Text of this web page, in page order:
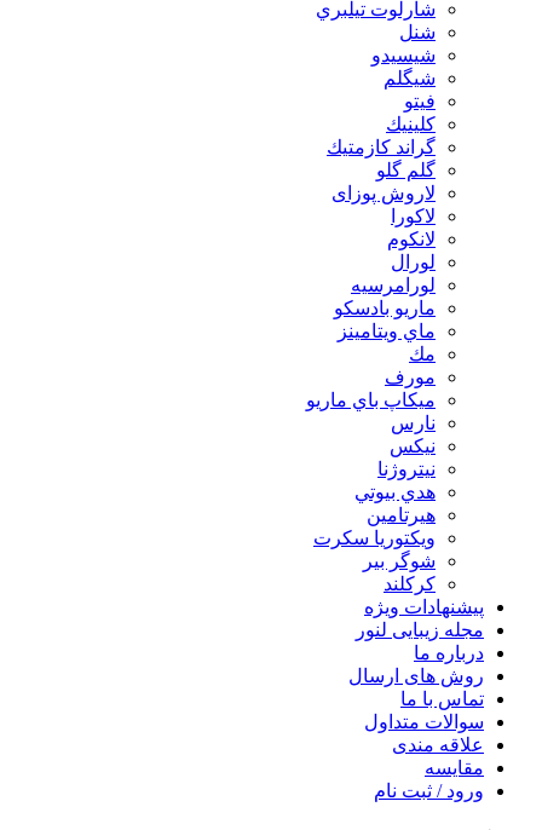
شارلوت تيلبري
شنل
شيسيدو
شیگلم
فيتو
كلينيك
گراند كازمتيك
گلم گلو
لاروش پوزای
لاكورا
لانكوم
لورال
لورامرسيه
ماريو بادسكو
ماي ويتامينز
مك
مورف
ميكاپ باي ماريو
نارس
نيكس
نیتروژنا
هدي بيوتي
هیرتامین
ویکتوریا سکرت
شوگر بير
کرکلند
پیشنهادات ویژه
مجله زیبایی لنور
درباره ما
روش های ارسال
تماس با ما
سوالات متداول
علاقه مندی
مقایسه
ورود / ثبت نام